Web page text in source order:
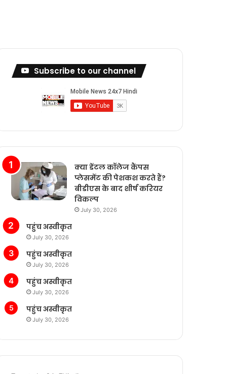
Subscribe to our channel
क्या डेंटल कॉलेज कैंपस
प्लेसमेंट की पेशकश करते हैं?
बीडीएस के बाद शीर्ष करियर
विकल्प
July 30, 2026
पहुंच अस्वीकृत
July 30, 2026
पहुंच अस्वीकृत
July 30, 2026
पहुंच अस्वीकृत
July 30, 2026
पहुंच अस्वीकृत
July 30, 2026